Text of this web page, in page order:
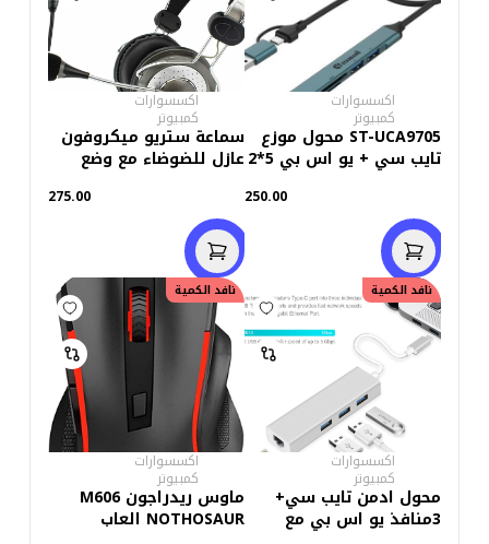
اكسسوارات
كمبيوتر
ST-UCA9705 محول موزع
تايب سي + يو اس بي 5*2
250.00
اكسسوارات
كمبيوتر
سماعة ستريو ميكروفون
عازل للضوضاء مع وضع
275.00
نافد الكمية
اكسسوارات
كمبيوتر
محول ادمن تايب سي+
3منافذ يو اس بي مع
نافد الكمية
اكسسوارات
كمبيوتر
ماوس ريدراجون M606
NOTHOSAUR العاب